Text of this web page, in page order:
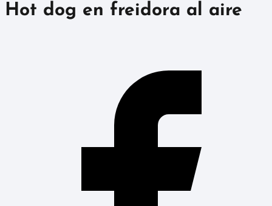
Hot dog en freidora al aire